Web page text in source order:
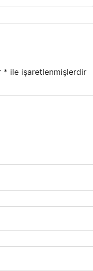
* ile işaretlenmişlerdir